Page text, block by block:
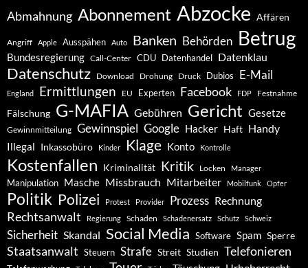
Abmahnung Abonnement Abzocke Affären
Angriff Apple Ausspähen Auto Banken Behörden Betrug
Bundesregierung Call-Center CDU Datenhandel Datenklau
Datenschutz Download Drohung Druck Dubios E-Mail
England Ermittlungen EU Experten Facebook FDP Festnahme
Fälschung G-MAFIA Gebühren Gericht Gesetze
Gewinnmitteilung Gewinnspiel Google Hacker Haft Handy
Illegal Inkassobüro Kinder Klage Konto Kontrolle
Kostenfallen Kriminalität Kritik Locken Manager
Manipulation Masche Missbrauch Mitarbeiter Mobilfunk Opfer
Politik Polizei Protest Provider Prozess Rechnung
Rechtsanwalt Regierung Schaden Schadenersatz Schutz Schweiz
Sicherheit Skandal Social Media Software Spam Sperre
Staatsanwalt Steuern Strafe Streit Studien Telefonieren